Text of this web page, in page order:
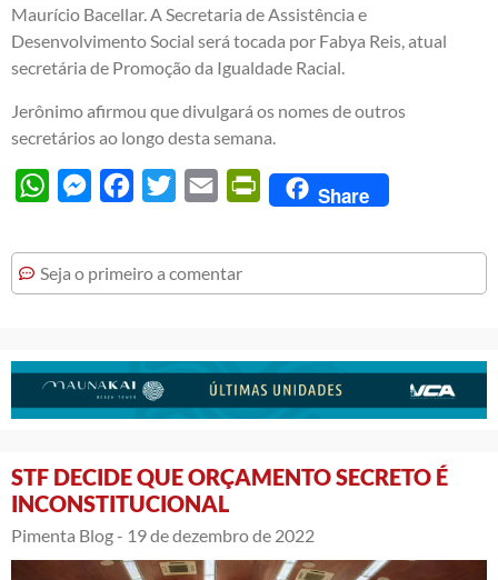
Maurício Bacellar. A Secretaria de Assistência e
Desenvolvimento Social será tocada por Fabya Reis, atual
secretária de Promoção da Igualdade Racial.
Jerônimo afirmou que divulgará os nomes de outros
secretários ao longo desta semana.
WhatsAppMessengerFacebook
Twitter Email PrintFriendly
Share
Seja o primeiro a comentar
STF DECIDE QUE ORÇAMENTO SECRETO É
INCONSTITUCIONAL
Pimenta Blog - 19 de dezembro de 2022